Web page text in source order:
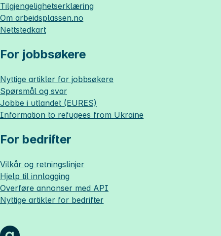
Tilgjengelighetserklæring
Om arbeidsplassen.no
Nettstedkart
For jobbsøkere
Nyttige artikler for jobbsøkere
Spørsmål og svar
Jobbe i utlandet (EURES)
Information to refugees from Ukraine
For bedrifter
Vilkår og retningslinjer
Hjelp til innlogging
Overføre annonser med API
Nyttige artikler for bedrifter